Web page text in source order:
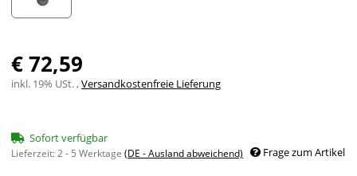
€ 72,59
inkl. 19% USt. ,Versandkostenfreie Lieferung
Sofort verfügbar
Lieferzeit:2 - 5 Werktage (DE - Ausland abweichend) Frage zum Artikel